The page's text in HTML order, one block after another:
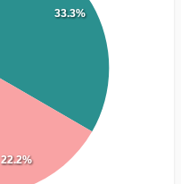
33.3%
22.2%